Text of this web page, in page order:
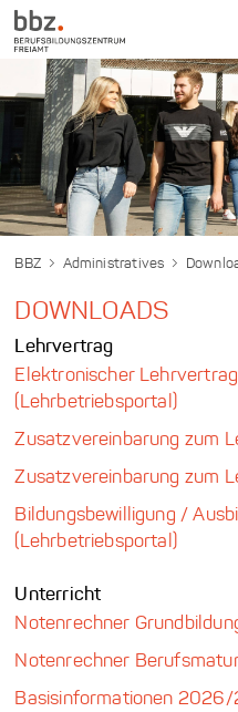
BBZ Administratives
DOWNLOADS
Lehrvertrag
Elektronischer
(Lehrbetriebsportal)
Zusatzvereinbarung zum
Zusatzvereinbarung zum
Bildungsbewilligung /
(Lehrbetriebsportal)
Unterricht
Notenrechner
Notenrechner
Basisinformationen 2026/